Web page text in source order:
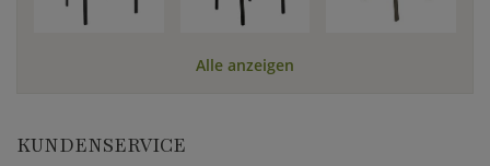
Alle anzeigen
KUNDENSERVICE